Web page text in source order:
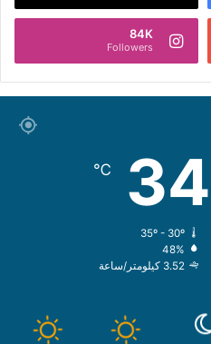
84K
Followers
34
℃
35º - 30º
48%
3.52 كيلومتر/ساعة